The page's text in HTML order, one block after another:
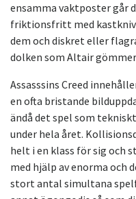
ensamma vaktposter går
friktionsfritt med
dem och diskret eller
dolken som Altair
Assasssins Creed
en ofta bristande
ändå det spel som
under hela året.
helt i en klass för sig och
med hjälp av enorma och
stort antal simultana